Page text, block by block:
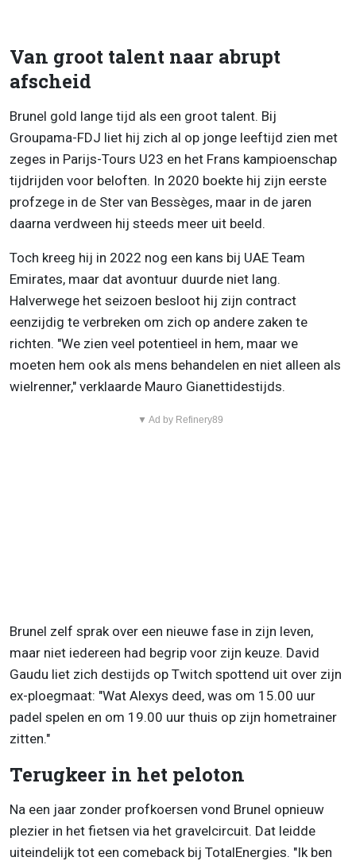
Van groot talent naar abrupt
afscheid
Brunel gold lange tijd als een groot talent. Bij
Groupama-FDJ liet hij zich al op jonge leeftijd zien met
zeges in Parijs-Tours U23 en het Frans kampioenschap
tijdrijden voor beloften. In 2020 boekte hij zijn eerste
profzege in de Ster van Bessèges, maar in de jaren
daarna verdween hij steeds meer uit beeld.
Toch kreeg hij in 2022 nog een kans bij UAE Team
Emirates, maar dat avontuur duurde niet lang.
Halverwege het seizoen besloot hij zijn contract
eenzijdig te verbreken om zich op andere zaken te
richten. "We zien veel potentieel in hem, maar we
moeten hem ook als mens behandelen en niet alleen als
wielrenner," verklaarde Mauro Gianettidestijds.
▼ Ad by Refinery89
Brunel zelf sprak over een nieuwe fase in zijn leven,
maar niet iedereen had begrip voor zijn keuze. David
Gaudu liet zich destijds op Twitch spottend uit over zijn
ex-ploegmaat: "Wat Alexys deed, was om 15.00 uur
padel spelen en om 19.00 uur thuis op zijn hometrainer
zitten."
Terugkeer in het peloton
Na een jaar zonder profkoersen vond Brunel opnieuw
plezier in het fietsen via het gravelcircuit. Dat leidde
uiteindelijk tot een comeback bij TotalEnergies. "Ik ben